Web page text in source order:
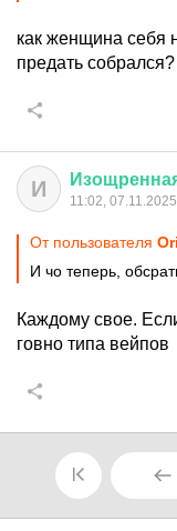
как женщина себя
предать собрался?
И 11:02, 07.11.2025
От пользователя
И чо теперь,
Каждому свое.
говно типа вейпов